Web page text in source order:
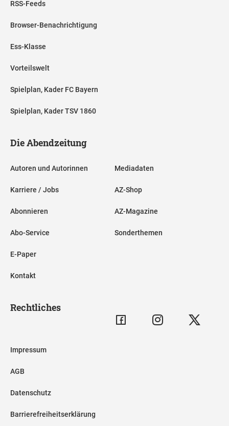
RSS-Feeds
Browser-Benachrichtigung
Ess-Klasse
Vorteilswelt
Spielplan, Kader FC Bayern
Spielplan, Kader TSV 1860
Die Abendzeitung
Autoren und Autorinnen
Karriere / Jobs
Abonnieren
Abo-Service
E-Paper
Kontakt
Mediadaten
AZ-Shop
AZ-Magazine
Sonderthemen
Rechtliches
Impressum
AGB
Datenschutz
Barrierefreiheitserklärung